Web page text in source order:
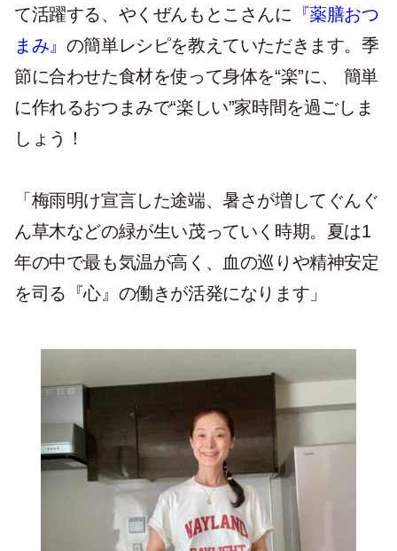
て活躍する、やくぜんもとこさんに 『薬膳おつ
まみ』 の簡単レシピを教えていただきます。季
節に合わせた食材を使って身体を“楽”に、 簡単
に作れるおつまみで“楽しい”家時間を過ごしま
しょう！
「梅雨明け宣言した途端、暑さが増してぐんぐ
ん草木などの緑が生い茂っていく時期。夏は1
年の中で最も気温が高く、血の巡りや精神安定
を司る『心』の働きが活発になります」